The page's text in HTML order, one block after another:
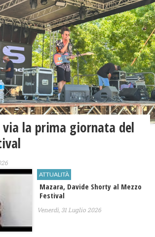
via la prima giornata del
ATTUALITÀ
Mazara, Davide Shorty al Mezzo
Festival
Venerdì, 31 Luglio 2026